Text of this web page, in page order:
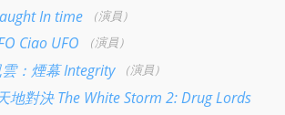
In time （演員）
Ciao UFO （演員）
：煙幕 Integrity （演員）
地對決 The White Storm 2: Drug Lords